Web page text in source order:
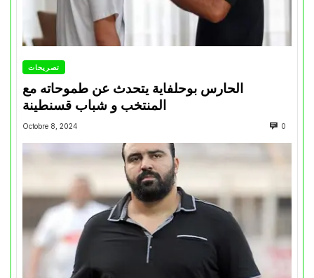
تصريحات
الحارس بوحلفاية يتحدث عن طموحاته مع
المنتخب و شباب قسنطينة
Octobre 8, 2024 0